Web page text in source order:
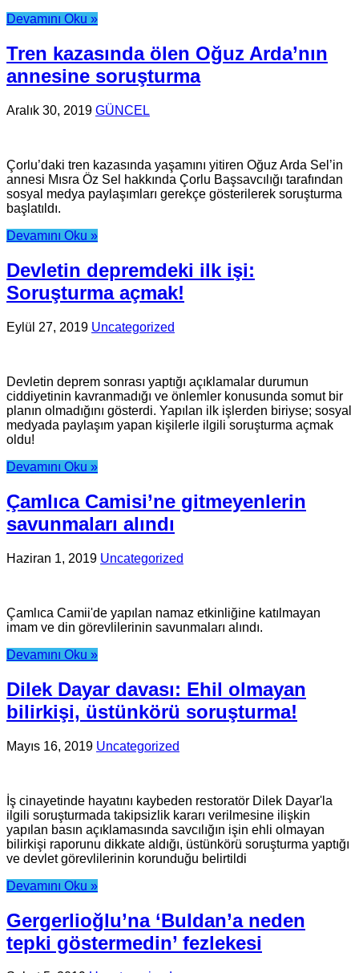
Devamını Oku »
Tren kazasında ölen Oğuz Arda’nın
annesine soruşturma
Aralık 30, 2019 GÜNCEL
Çorlu’daki tren kazasında yaşamını yitiren Oğuz Arda Sel’in
annesi Mısra Öz Sel hakkında Çorlu Başsavcılığı tarafından
sosyal medya paylaşımları gerekçe gösterilerek soruşturma
başlatıldı.
Devamını Oku »
Devletin depremdeki ilk işi:
Soruşturma açmak!
Eylül 27, 2019 Uncategorized
Devletin deprem sonrası yaptığı açıklamalar durumun
ciddiyetinin kavranmadığı ve önlemler konusunda somut bir
planın olmadığını gösterdi. Yapılan ilk işlerden biriyse; sosyal
medyada paylaşım yapan kişilerle ilgili soruşturma açmak
oldu!
Devamını Oku »
Çamlıca Camisi’ne gitmeyenlerin
savunmaları alındı
Haziran 1, 2019 Uncategorized
Çamlıca Camii'de yapılan namaz etkinliğine katılmayan
imam ve din görevlilerinin savunmaları alındı.
Devamını Oku »
Dilek Dayar davası: Ehil olmayan
bilirkişi, üstünkörü soruşturma!
Mayıs 16, 2019 Uncategorized
İş cinayetinde hayatını kaybeden restoratör Dilek Dayar'la
ilgili soruşturmada takipsizlik kararı verilmesine ilişkin
yapılan basın açıklamasında savcılığın işin ehli olmayan
bilirkişi raporunu dikkate aldığı, üstünkörü soruşturma yaptığı
ve devlet görevlilerinin korunduğu belirtildi
Devamını Oku »
Gergerlioğlu’na ‘Buldan’a neden
tepki göstermedin’ fezlekesi